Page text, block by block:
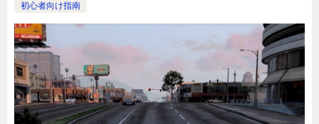
初心者向け指南